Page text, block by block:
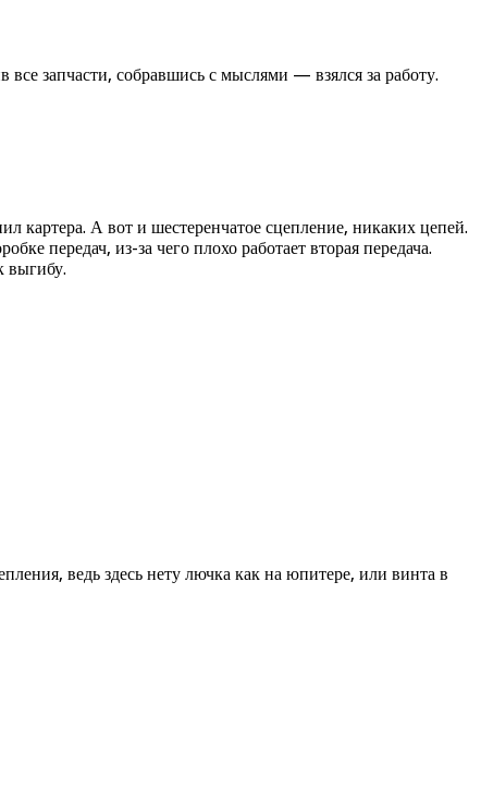
все запчасти, собравшись с мыслями — взялся за работу.
картера. А вот и шестеренчатое сцепление, никаких цепей.
передач, из-за чего плохо работает вторая передача.
выгибу.
ведь здесь нету лючка как на юпитере, или винта в